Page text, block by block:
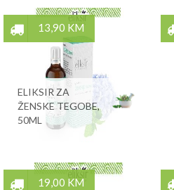
13,90 KM
ELIKSIR ZA
ŽENSKE TEGOBE,
50ML
19,00 KM